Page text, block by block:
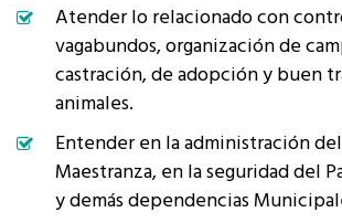
Atender lo relacionado con
vagabundos, organización de
castración, de adopción y buen
animales.
Entender en la administración
Maestranza, en la seguridad del
y demás dependencias